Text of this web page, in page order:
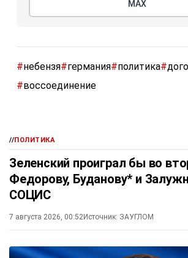
МАХ
#небензя#германия#политика#
#воссоединение
//ПОЛИТИКА
Зеленский проиграл бы во
Федорову, Буданову* и
СОЦИС
7 августа 2026, 00:52Источник: ЗАУГЛОМ